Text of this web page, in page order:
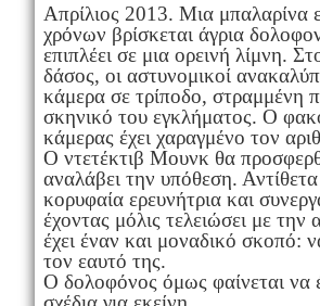
Απρίλιος 2013. Μια μπαλαρίνα
χρόνων βρίσκεται άγρια
επιπλέει σε μια ορεινή λίμνη.
δάσος, οι αστυνομικοί
κάμερα σε τρίποδο, στραμμένη
σκηνικό του εγκλήματος. Ο
κάμερας έχει χαραγμένο τον
Ο ντετέκτιβ Μουνκ θα
αναλάβει την υπόθεση.
κορυφαία ερευνήτρια και
έχοντας μόλις τελειώσει με την
έχει έναν και μοναδικό σκοπό:
τον εαυτό της.
Ο δολοφόνος όμως φαίνεται να